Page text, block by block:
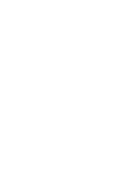
Siren Vintage CO-0321
UV | CO-0329